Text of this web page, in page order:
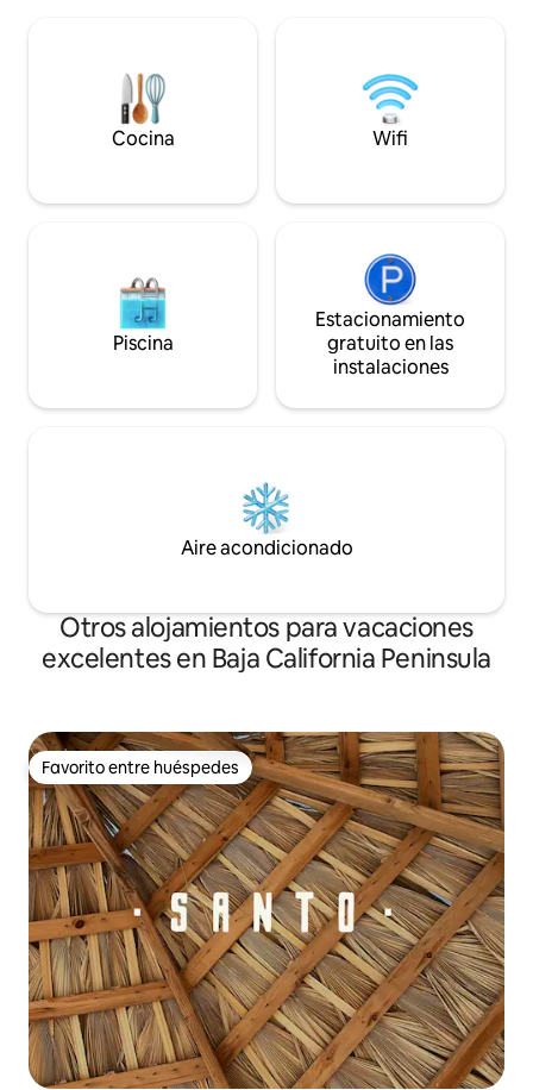
a tu pedazo de Cabo Heaven. Servicio de
conserjería las 24 horas incluido durante
toda tu estancia para todas tus
necesidades vacacionales.
cama tamaño
por la tarde.
Cocina Wifi
Piscina
Estacionamiento
gratuito en las
instalaciones
Aire acondicionado
Otros alojamientos para vacaciones
excelentes en Baja California Peninsula
Favorito entre huéspedes
Favorito entre huéspedes